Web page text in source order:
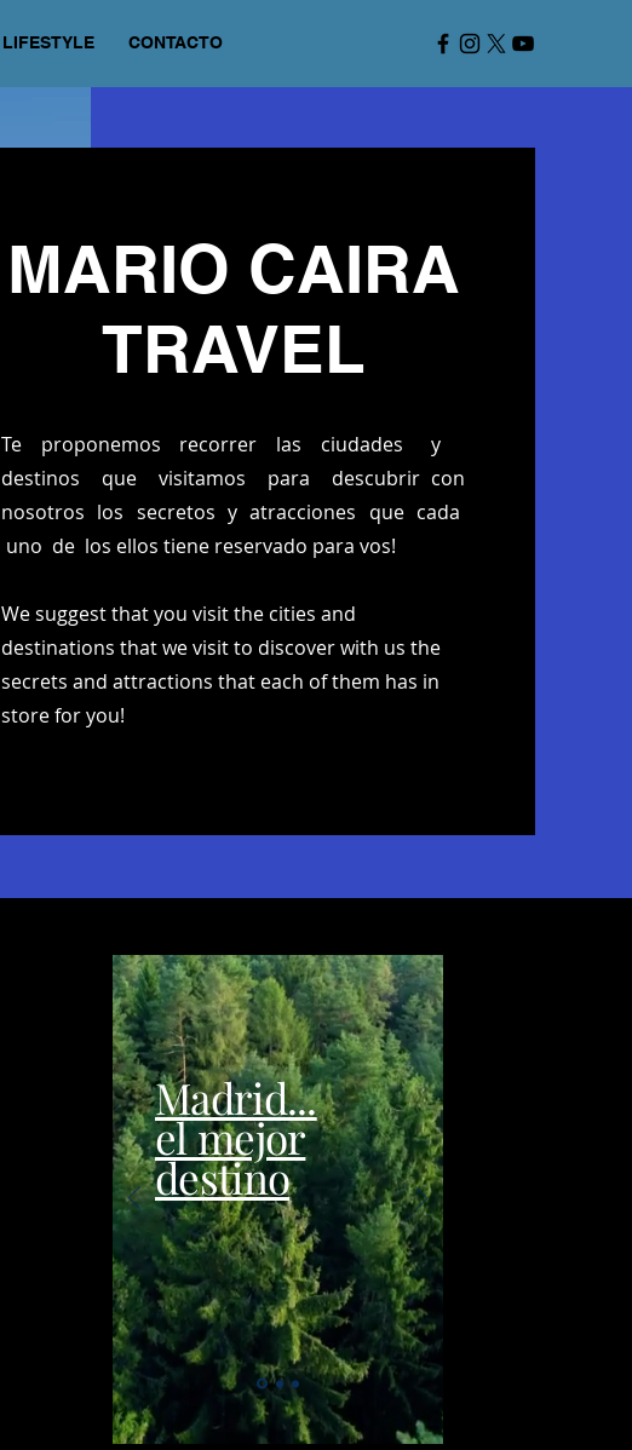
LIFESTYLE CONTACTO
MARIO CAIRA
TRAVEL
Te proponemos recorrer las ciudades y
destinos que visitamos para descubrir con
nosotros los secretos y atracciones que cada
uno de los ellos tiene reservado para vos!
We suggest that you visit the cities and
destinations that we visit to discover with us the
secrets and attractions that each of them has in
store for you!
Madrid...
el mejor
destino